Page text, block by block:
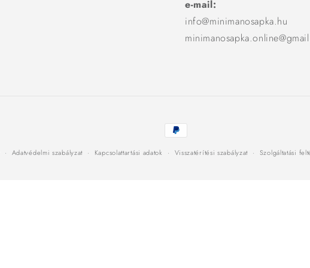
e-mail:
info@minimanosapka.hu
Fizetési
módok
Adatvédelmi szabályzat Kapcsolattartási adatok Visszatérítési szabályzat Szolgáltatási